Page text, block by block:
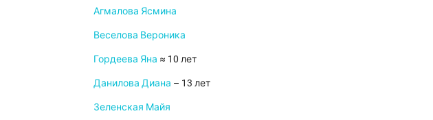
Агмалова Ясмина
Веселова Вероника
Гордеева Яна ≈ 10 лет
Данилова Диана – 13 лет
Зеленская Майя